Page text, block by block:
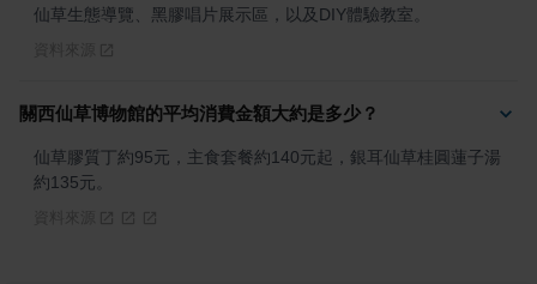
仙草生態導覽、黑膠唱片展示區，以及DIY體驗教室。
關西仙草博物館的平均消費金額大約是多少？
仙草膠質丁約95元，主食套餐約140元起，銀耳仙草桂圓蓮子湯
約135元。